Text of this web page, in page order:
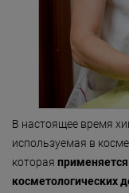
В настоящее время
используемая в
которая
косметологических
Безмятежность»
«Роман с камнем»
«Магия массажа»
«Мудрость
«Шоколадный
«SPA-отпуск в